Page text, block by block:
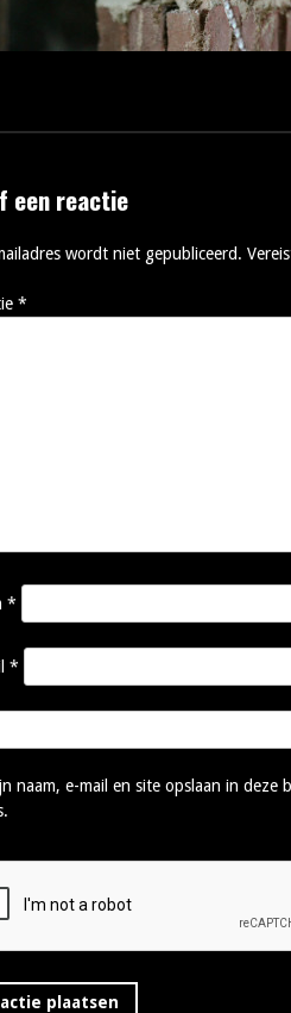
een reactie
wordt niet gepubliceerd.
*
*
*
naam, e-mail en site opslaan in deze